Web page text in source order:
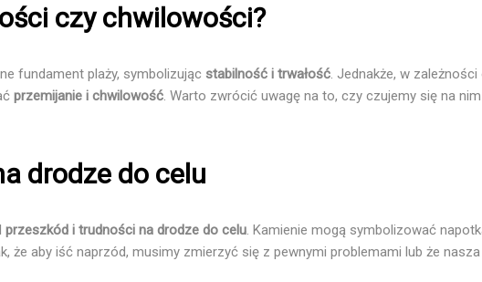
czy chwilowości?
fundament plaży, symbolizując stabilność i trwałość . Jednakże, w
przemijanie i chwilowość . Warto zwrócić uwagę na to, czy czujemy się na
drodze do celu
przeszkód i trudności na drodze do celu . Kamienie mogą symbolizować
aby iść naprzód, musimy zmierzyć się z pewnymi problemami lub że